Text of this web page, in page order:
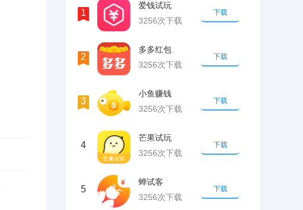
1
爱钱试玩
3256次下载
下载
2
多多红包
3256次下载
下载
3
小鱼赚钱
3256次下载
下载
4
芒果试玩
3256次下载
下载
5
蝉试客
3256次下载
下载